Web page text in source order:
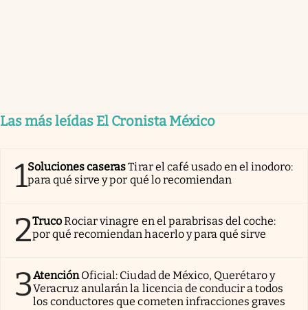
Las más leídas El Cronista México
1Soluciones caserasTirar el café usado en el inodoro:
para qué sirve y por qué lo recomiendan
2TrucoRociar vinagre en el parabrisas del coche:
por qué recomiendan hacerlo y para qué sirve
3AtenciónOficial: Ciudad de México, Querétaro y
Veracruz anularán la licencia de conducir a todos
los conductores que cometen infracciones graves